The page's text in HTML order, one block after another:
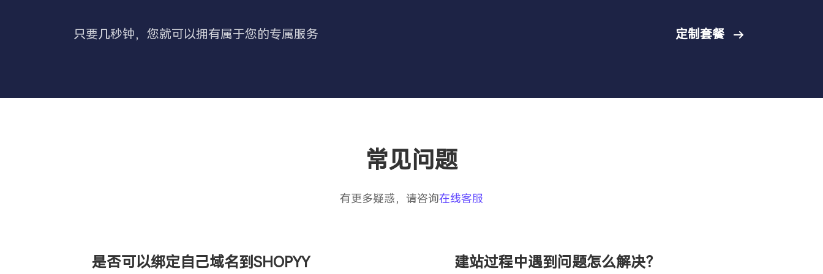
只要几秒钟，您就可以拥有属于您的专属服务 定制套餐
常见问题
有更多疑惑，请咨询在线客服
是否可以绑定自己域名到SHOPYY 建站过程中遇到问题怎么解决？